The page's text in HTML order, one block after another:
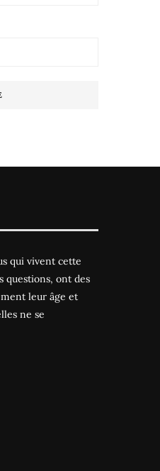
qui vivent cette
questions, ont des
leur âge et
ne se